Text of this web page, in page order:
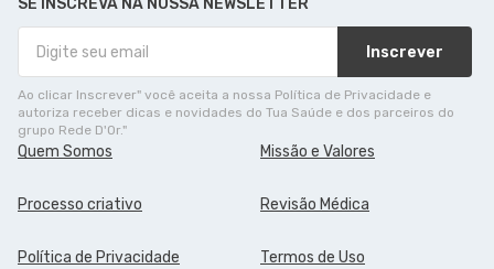
SE INSCREVA NA NOSSA NEWSLETTER
Inscrever
Ao clicar Inscrever" você aceita a nossa Política de Privacidade e
autoriza receber dicas e novidades do Tua Saúde e dos parceiros do
grupo Rede D'Or."
Quem Somos Missão e Valores
Processo criativo Revisão Médica
Política de Privacidade Termos de Uso